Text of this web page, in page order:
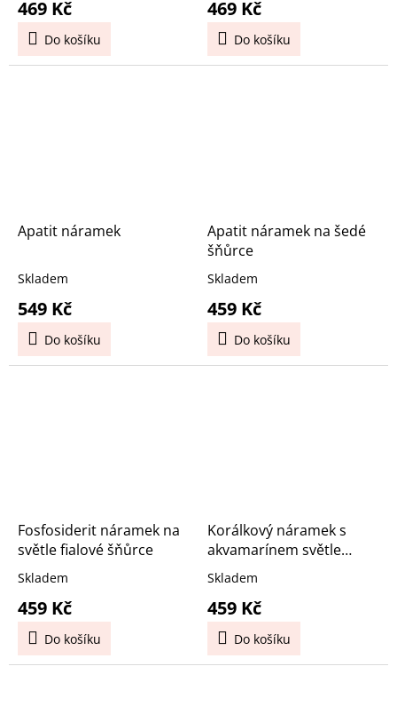
469 Kč
Do košíku
469 Kč
Do košíku
Apatit náramek
Skladem
549 Kč
Do košíku
Apatit náramek na šedé
šňůrce
Skladem
459 Kč
Do košíku
Fosfosiderit náramek na
světle fialové šňůrce
Skladem
459 Kč
Do košíku
Korálkový náramek s
akvamarínem světle
modrý
Skladem
459 Kč
Do košíku